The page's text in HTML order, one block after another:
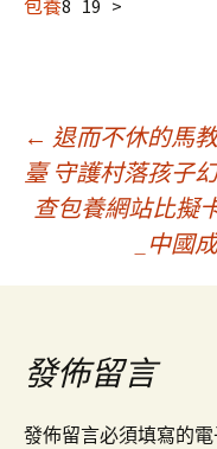
包養8 19 >
文
章
導
覽
← 退而不休的馬
臺 守護村落孩子
查包養網站比擬
_中國
發佈留言
發佈留言必須填寫的